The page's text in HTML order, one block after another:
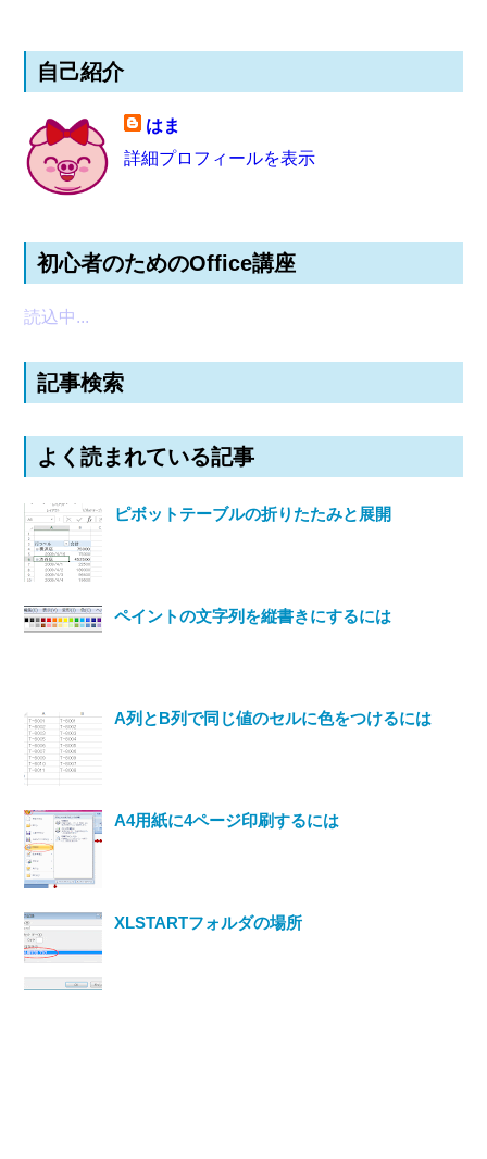
自己紹介
はま
詳細プロフィールを表示
初心者のためのOffice講座
読込中...
記事検索
よく読まれている記事
ピボットテーブルの折りたたみと展開
ペイントの文字列を縦書きにするには
A列とB列で同じ値のセルに色をつけるには
A4用紙に4ページ印刷するには
XLSTARTフォルダの場所